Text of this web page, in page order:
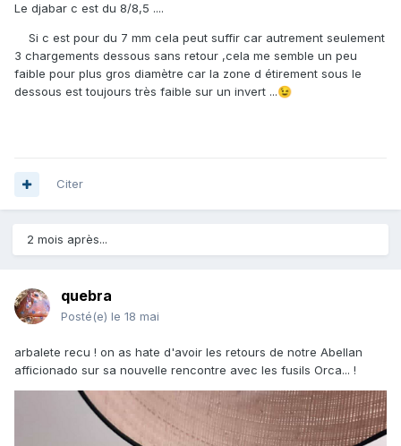
Le djabar c est du 8/8,5 ....
Si c est pour du 7 mm cela peut suffir car autrement seulement
3 chargements dessous sans retour ,cela me semble un peu
faible pour plus gros diamètre car la zone d étirement sous le
dessous est toujours très faible sur un invert ...😉
Citer
2 mois après...
quebra
Posté(e) le 18 mai
arbalete recu ! on as hate d'avoir les retours de notre Abellan
afficionado sur sa nouvelle rencontre avec les fusils Orca... !